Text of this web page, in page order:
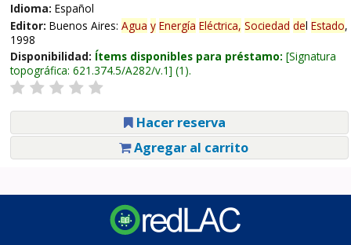
Idioma: Español
Editor: Buenos Aires: Agua y Energía Eléctrica, Sociedad del Estado,
1998
Disponibilidad: Ítems disponibles para préstamo: Signatura
topográfica: 621.374.5/A282/v.1 (1).
Hacer reserva
Agregar al carrito